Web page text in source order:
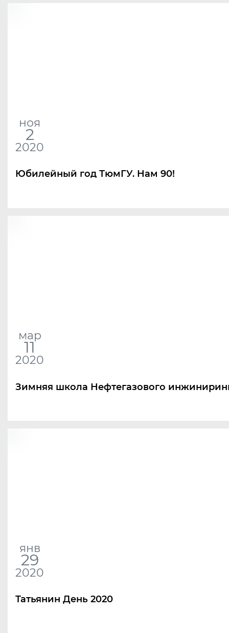
ноя
2
2020
Юбилейный год ТюмГУ. Нам 90!
мар
11
2020
Зимняя школа Нефтегазового
янв
29
2020
Татьянин День 2020